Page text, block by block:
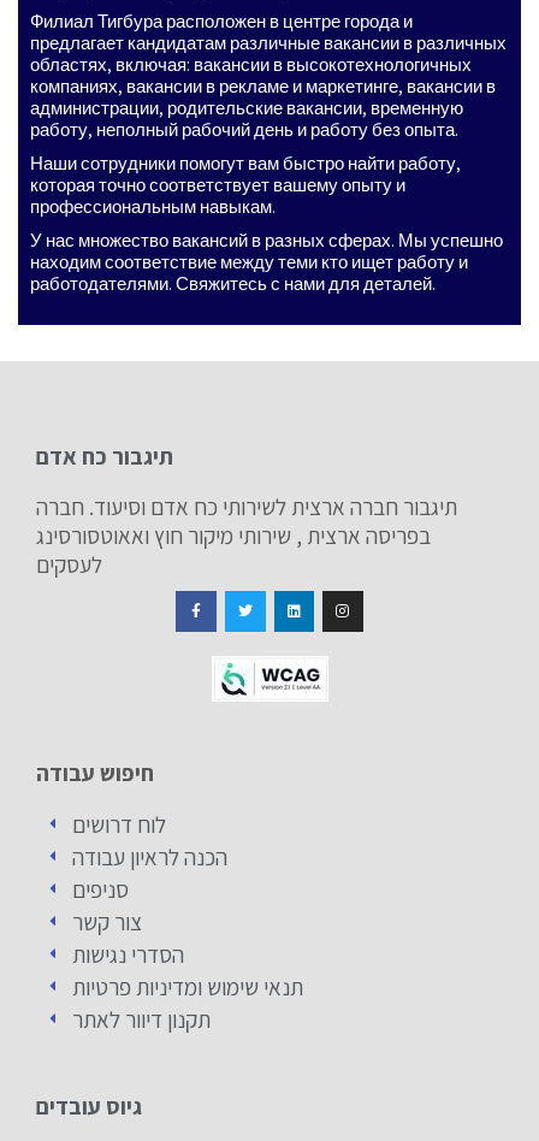
Филиал Тигбура расположен в центре города и
предлагает кандидатам различные вакансии в различных
областях, включая: вакансии в высокотехнологичных
компаниях, вакансии в рекламе и маркетинге, вакансии в
администрации, родительские вакансии, временную
работу, неполный рабочий день и работу без опыта.
Наши сотрудники помогут вам быстро найти работу,
которая точно соответствует вашему опыту и
профессиональным навыкам.
У нас множество вакансий в разных сферах. Мы успешно
находим соответствие между теми кто ищет работу и
работодателями. Свяжитесь с нами для деталей.
תיגבור כח אדם
תיגבור חברה ארצית לשירותי כח אדם וסיעוד. חברה
בפריסה ארצית , שירותי מיקור חוץ ואאוטסורסינג
חיפוש עבודה
לוח דרושים
הכנה לראיון עבודה
סניפים
צור קשר
הסדרי נגישות
תנאי שימוש ומדיניות פרטיות
תקנון דיוור לאתר
גיוס עובדים